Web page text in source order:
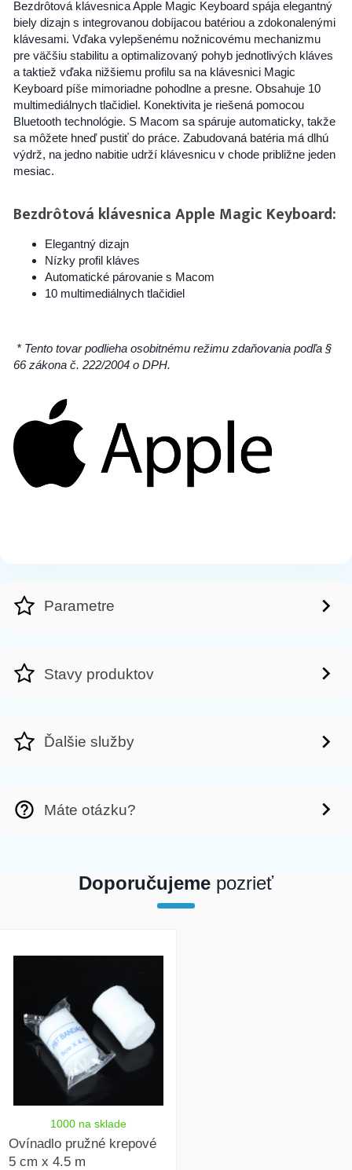
Bezdrôtová klávesnica Apple Magic Keyboard spája elegantný
biely dizajn s integrovanou dobíjacou batériou a zdokonalenými
klávesami. Vďaka vylepšenému nožnicovému mechanizmu
pre väčšiu stabilitu a optimalizovaný pohyb jednotlivých kláves
a taktiež vďaka nižšiemu profilu sa na klávesnici Magic
Keyboard píše mimoriadne pohodlne a presne. Obsahuje 10
multimediálnych tlačidiel. Konektivita je riešená pomocou
Bluetooth technológie. S Macom sa spáruje automaticky, takže
sa môžete hneď pustiť do práce. Zabudovaná batéria má dlhú
výdrž, na jedno nabitie udrží klávesnicu v chode približne jeden
mesiac.
Bezdrôtová klávesnica Apple Magic Keyboard:
Elegantný dizajn
Nízky profil kláves
Automatické párovanie s Macom
10 multimediálnych tlačidiel
* Tento tovar podlieha osobitnému režimu zdaňovania podľa §
66 zákona č. 222/2004 o DPH.
Parametre
Stavy produktov
Ďalšie služby
Máte otázku?
Doporučujeme pozrieť
1000 na sklade
Ovínadlo pružné krepové
5 cm x 4.5 m